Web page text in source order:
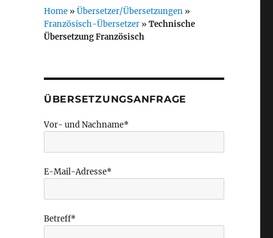
Home» Übersetzer/Übersetzungen»
Französisch-Übersetzer» Technische
Übersetzung Französisch
ÜBERSETZUNGSANFRAGE
Vor- und Nachname*
E-Mail-Adresse*
Betreff*